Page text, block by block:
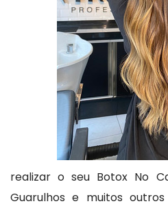
realizar o seu Botox No
Guarulhos e muitos